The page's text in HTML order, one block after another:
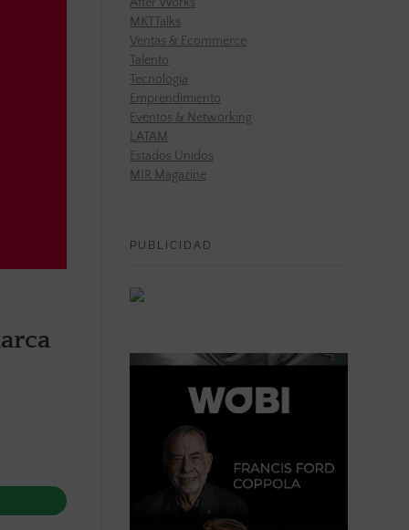
After Works
MKTTalks
Ventas & Ecommerce
Talento
Tecnología
Emprendimiento
Eventos & Networking
LATAM
Estados Unidos
MIR Magazine
PUBLICIDAD